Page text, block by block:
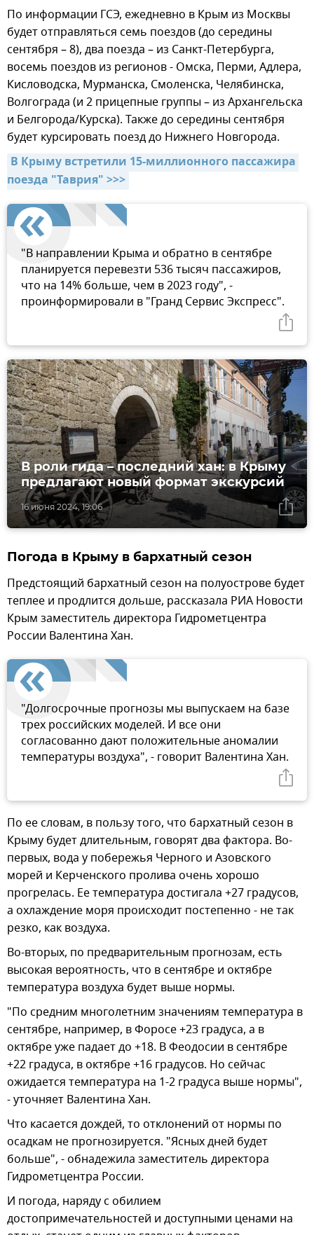
По информации ГСЭ, ежедневно в Крым из Москвы
будет отправляться семь поездов (до середины
сентября – 8), два поезда – из Санкт-Петербурга,
восемь поездов из регионов - Омска, Перми, Адлера,
Кисловодска, Мурманска, Смоленска, Челябинска,
Волгограда (и 2 прицепные группы – из Архангельска
и Белгорода/Курска). Также до середины сентября
будет курсировать поезд до Нижнего Новгорода.
В Крыму встретили 15-миллионного пассажира
поезда "Таврия" >>>
"В направлении Крыма и обратно в сентябре
планируется перевезти 536 тысяч пассажиров,
что на 14% больше, чем в 2023 году", -
проинформировали в "Гранд Сервис Экспресс".
16 июня 2024, 19:06
В роли гида – последний хан: в Крыму
предлагают новый формат экскурсий
Погода в Крыму в бархатный сезон
Предстоящий бархатный сезон на полуострове будет
теплее и продлится дольше, рассказала РИА Новости
Крым заместитель директора Гидрометцентра
России Валентина Хан.
"Долгосрочные прогнозы мы выпускаем на базе
трех российских моделей. И все они
согласованно дают положительные аномалии
температуры воздуха", - говорит Валентина Хан.
По ее словам, в пользу того, что бархатный сезон в
Крыму будет длительным, говорят два фактора. Во-
первых, вода у побережья Черного и Азовского
морей и Керченского пролива очень хорошо
прогрелась. Ее температура достигала +27 градусов,
а охлаждение моря происходит постепенно - не так
резко, как воздуха.
Во-вторых, по предварительным прогнозам, есть
высокая вероятность, что в сентябре и октябре
температура воздуха будет выше нормы.
"По средним многолетним значениям температура в
сентябре, например, в Форосе +23 градуса, а в
октябре уже падает до +18. В Феодосии в сентябре
+22 градуса, в октябре +16 градусов. Но сейчас
ожидается температура на 1-2 градуса выше нормы",
- уточняет Валентина Хан.
Что касается дождей, то отклонений от нормы по
осадкам не прогнозируется. "Ясных дней будет
больше", - обнадежила заместитель директора
Гидрометцентра России.
И погода, наряду с обилием
достопримечательностей и доступными ценами на